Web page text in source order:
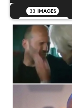
33 IMAGES